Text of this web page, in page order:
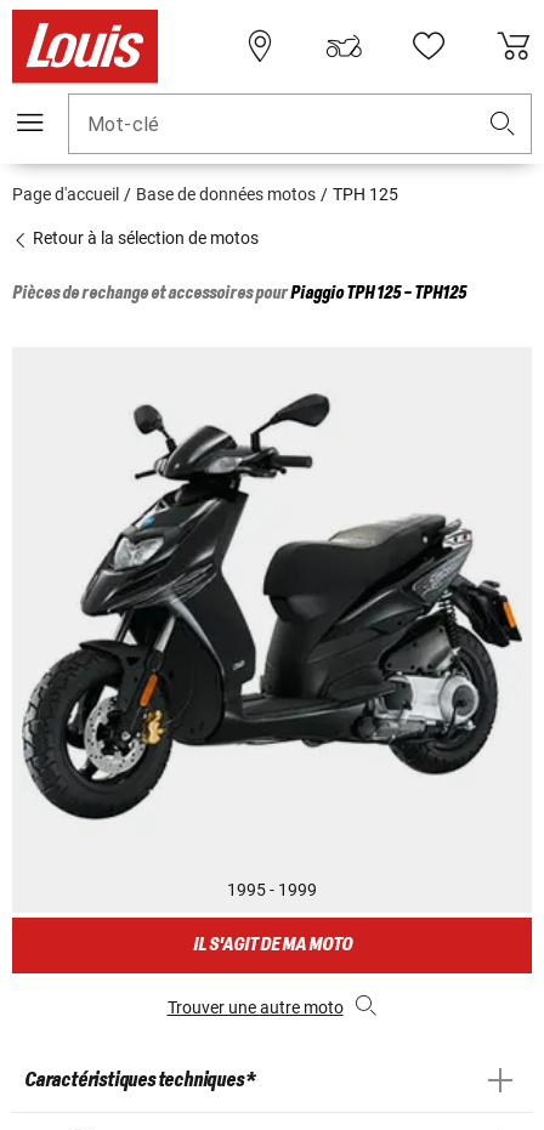
Mot-clé
Page d'accueil Base de données motos TPH 125
Retour à la sélection de motos
Pièces de rechange et accessoires pourPiaggioTPH 125 - TPH125
1995 - 1999
IL S'AGIT DE MA MOTO
Trouver une autre moto
Caractéristiques techniques *